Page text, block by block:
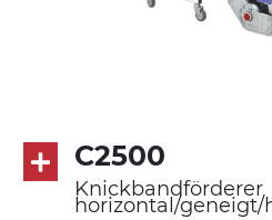
Mehrfachspannung
3Ph
C2500
Knickbandförderer
horizontal/geneigt/